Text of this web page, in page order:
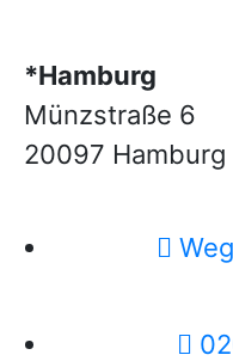
*Hamburg
Münzstraße 6
20097 Hamburg